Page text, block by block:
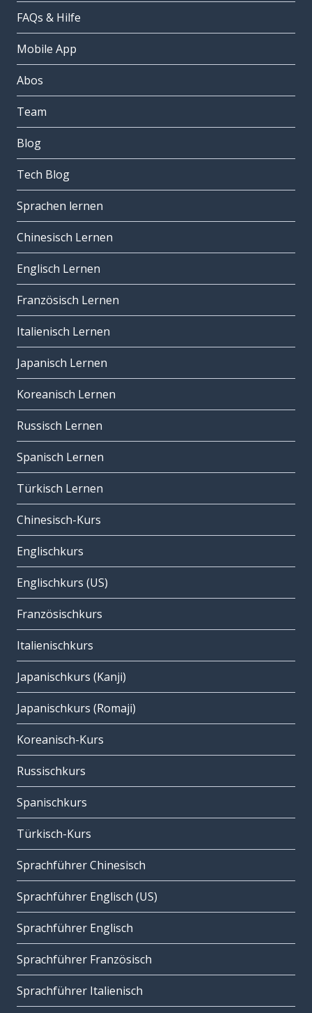
FAQs & Hilfe
Mobile App
Abos
Team
Blog
Tech Blog
Sprachen lernen
Chinesisch Lernen
Englisch Lernen
Französisch Lernen
Italienisch Lernen
Japanisch Lernen
Koreanisch Lernen
Russisch Lernen
Spanisch Lernen
Türkisch Lernen
Chinesisch-Kurs
Englischkurs
Englischkurs (US)
Französischkurs
Italienischkurs
Japanischkurs (Kanji)
Japanischkurs (Romaji)
Koreanisch-Kurs
Russischkurs
Spanischkurs
Türkisch-Kurs
Sprachführer Chinesisch
Sprachführer Englisch (US)
Sprachführer Englisch
Sprachführer Französisch
Sprachführer Italienisch